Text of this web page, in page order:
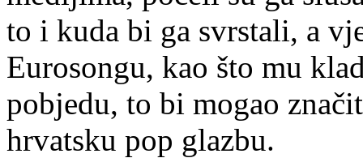
to i kuda bi ga svrstali, a
Eurosongu, kao što mu
pobjedu, to bi mogao
hrvatsku pop glazbu.